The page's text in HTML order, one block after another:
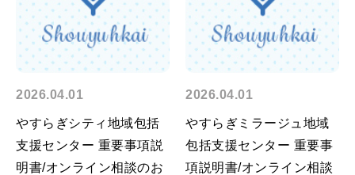
2026.04.01
やすらぎシティ地域包括
支援センター 重要事項説
明書/オンライン相談のお
2026.04.01
やすらぎミラージュ地域
包括支援センター 重要事
項説明書/オンライン相談